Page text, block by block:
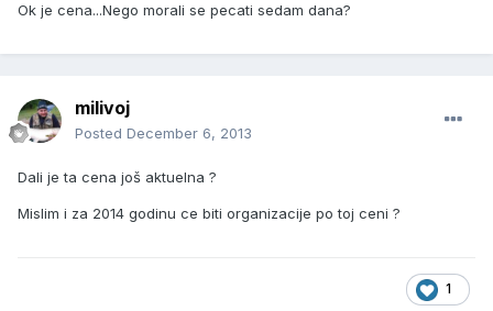
Ok je cena...Nego morali se pecati sedam dana?
milivoj
Posted December 6, 2013
Dali je ta cena još aktuelna ?
Mislim i za 2014 godinu ce biti organizacije po toj ceni ?
1